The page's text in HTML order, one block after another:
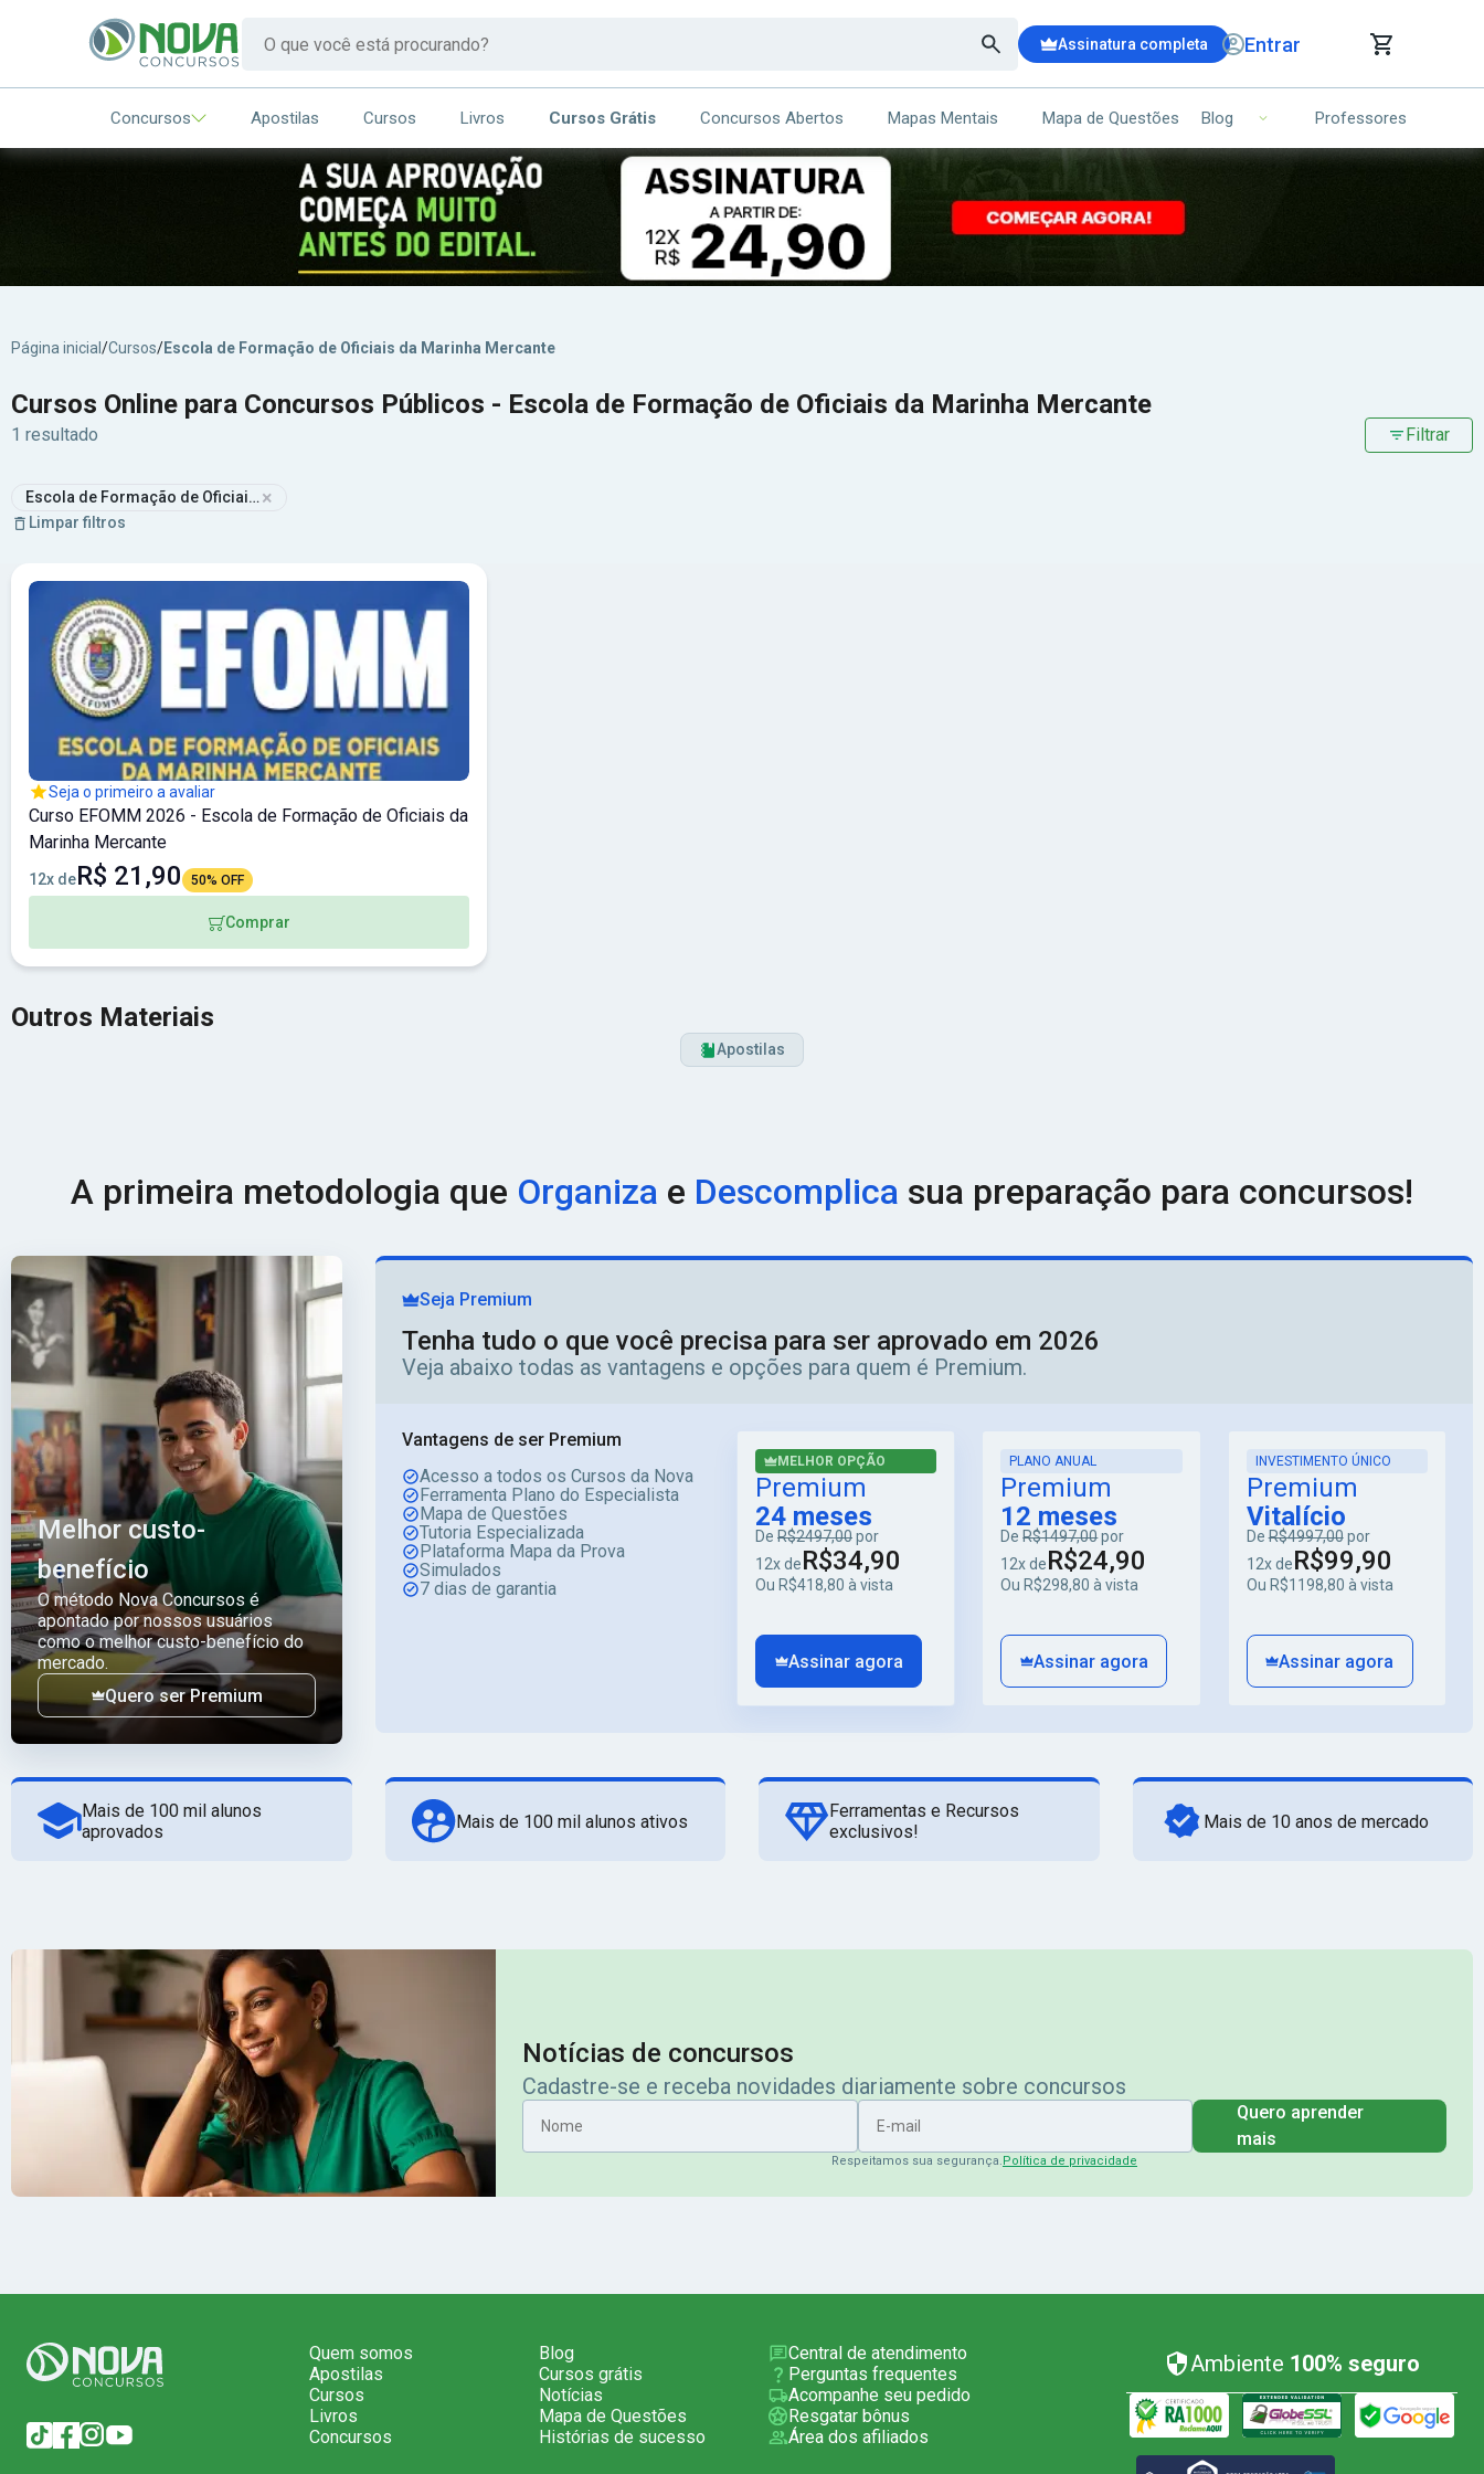
Assinatura completa Entrar
CARRINHO DE COMPRAS
ITENS (00)
Seu carrinho ainda está vazio.
Concursos Apostilas Cursos Livros Cursos Grátis Concursos Abertos Mapas Mentais Mapa de Questões Blog Professores
Página inicial /Cursos/Escola de Formação de Oficiais da Marinha Mercante
Cursos Online para Concursos Públicos - Escola de Formação de Oficiais da Marinha Mercante
1 resultado Filtrar
Escola de Formação de Oficiais da Marinha Mercante
×
Limpar filtros
Seja o primeiro a avaliar
Curso EFOMM 2026 - Escola de Formação de Oficiais da
Marinha Mercante
12x deR$ 21,90 50% OFF
Comprar
Outros Materiais
Apostilas
A primeira metodologia que Organiza e Descomplica sua preparação para concursos!
Melhor custo-
benefício
O método Nova Concursos é
apontado por nossos usuários
como o melhor custo-benefício do
mercado.
Quero ser Premium
Seja Premium
Tenha tudo o que você precisa para ser aprovado em 2026
Veja abaixo todas as vantagens e opções para quem é Premium.
Vantagens de ser Premium
Acesso a todos os Cursos da Nova
Ferramenta Plano do Especialista
Mapa de Questões
Tutoria Especializada
Plataforma Mapa da Prova
Simulados
7 dias de garantia
MELHOR OPÇÃO
Premium
24 meses
De R$2497,00por
12x deR$34,90
Ou R$418,80 à vista
Assinar agora
PLANO ANUAL
Premium
12 meses
DeR$1497,00por
12x deR$24,90
Ou R$298,80 à vista
Assinar agora
INVESTIMENTO ÚNICO
Premium
Vitalício
DeR$4997,00por
12x deR$99,90
Ou R$1198,80 à vista
Assinar agora
Mais de 100 mil alunos
aprovados
Mais de 100 mil alunos ativos
Ferramentas e Recursos
exclusivos!
Mais de 10 anos de mercado
Notícias de concursos
Cadastre-se e receba novidades diariamente sobre concursos
Nome
E-mail
Quero aprender
mais
Respeitamos sua segurança.Política de privacidade
Quem somos
Apostilas
Cursos
Livros
Concursos
Blog
Cursos grátis
Notícias
Mapa de Questões
Histórias de sucesso
Central de atendimento
Perguntas frequentes
Acompanhe seu pedido
Resgatar bônus
Área dos afiliados
Ambiente 100% seguro